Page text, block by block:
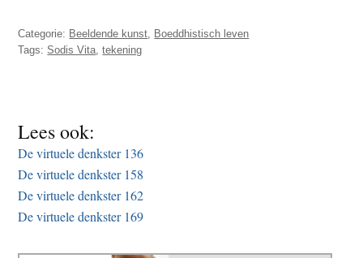
i
t
z
t
e
Categorie: Beeldende kunst Boeddhistisch leven
Tags:Sodis Vita ,tekening
Lees ook:
De virtuele denkster 136
De virtuele denkster 158
De virtuele denkster 162
De virtuele denkster 169